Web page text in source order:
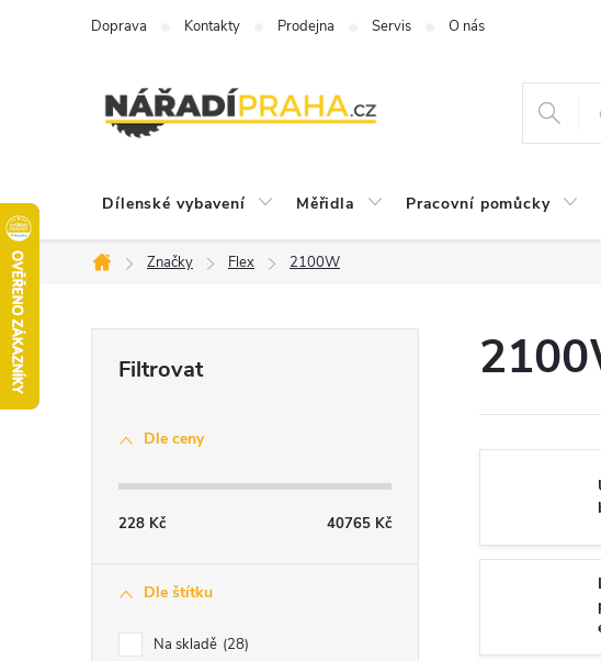
Doprava Kontakty Prodejna Servis O nás
Dílenské vybavení Měřidla Pracovní pomůcky
Domů
Značky Flex 2100W
Dle ceny
228 Kč 40765 Kč
Dle štítku
Na skladě 28